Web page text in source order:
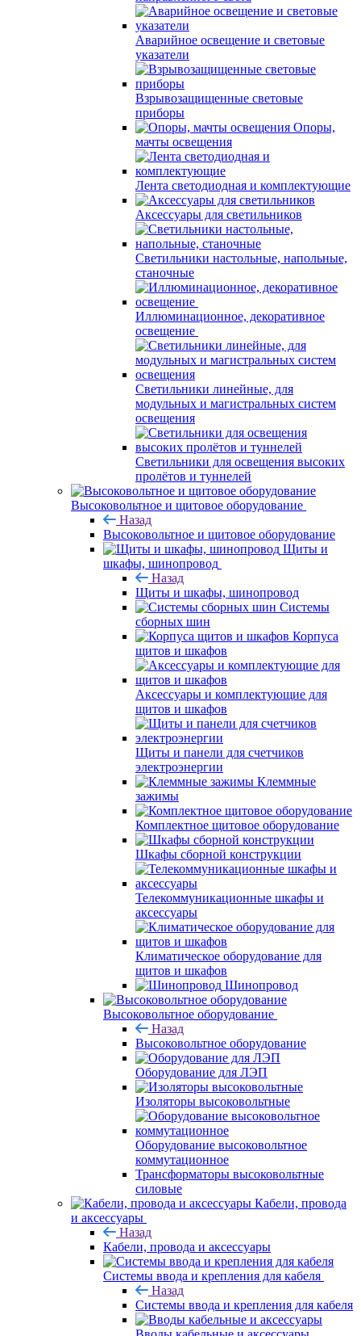
Аварийное освещение и световые
указатели
Взрывозащищенные световые
приборы
Опоры,
мачты освещения
Лента светодиодная и комплектующие
Аксессуары для светильников
Светильники настольные, напольные,
станочные
Иллюминационное, декоративное
освещение
Светильники линейные, для
модульных и магистральных систем
освещения
Светильники для освещения высоких
пролётов и туннелей
Высоковольтное и щитовое оборудование
Назад
Высоковольтное и щитовое оборудование
Щиты и
шкафы, шинопровод
Назад
Щиты и шкафы, шинопровод
Системы
сборных шин
Корпуса
щитов и шкафов
Аксессуары и комплектующие для
щитов и шкафов
Щиты и панели для счетчиков
электроэнергии
Клеммные
зажимы
Комплектное щитовое оборудование
Шкафы сборной конструкции
Телекоммуникационные шкафы и
аксессуары
Климатическое оборудование для
щитов и шкафов
Шинопровод
Высоковольтное оборудование
Назад
Высоковольтное оборудование
Оборудование для ЛЭП
Изоляторы высоковольтные
Оборудование высоковольтное
коммутационное
Трансформаторы высоковольтные
силовые
Кабели, провода
и аксессуары
Назад
Кабели, провода и аксессуары
Системы ввода и крепления для кабеля
Назад
Системы ввода и крепления для кабеля